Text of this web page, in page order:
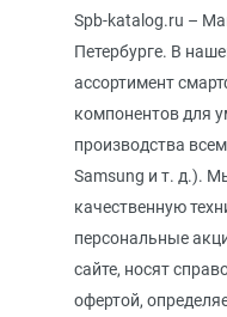
Spb-katalog.ru –
Петербурге. В
ассортимент
компонентов для
производства
Samsung и т. д.).
качественную
персональные
сайте, носят
офертой,